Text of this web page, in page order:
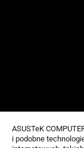
ASUSTeK
i podobne